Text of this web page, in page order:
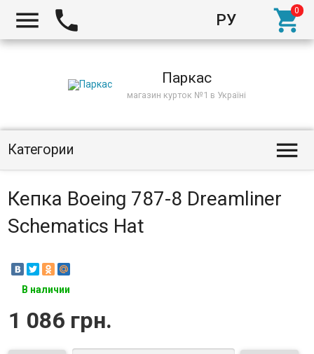
РУ
  
Паркас
магазин курток №1 в Україні
Категории 
Кепка Boeing 787-8 Dreamliner
Schematics Hat
В наличии
1 086 грн.